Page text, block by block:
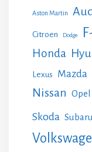
Aston Martin
Citroen Dodge
Honda
Lexus Mazda
Nissan Opel
Skoda Subaru